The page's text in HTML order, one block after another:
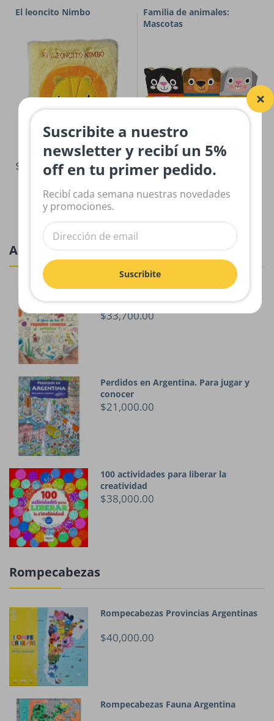
El leoncito Nimbo
$30,000.00
Familia de animales:
Mascotas
$28,000.00
Actividades
El libro de los pequeños grandes
artistas
$33,700.00
Perdidos en Argentina. Para jugar y
conocer
$21,000.00
100 actividades para liberar la
creatividad
$38,000.00
Rompecabezas
Rompecabezas Provincias Argentinas
$40,000.00
Rompecabezas Fauna Argentina
Suscribite a nuestro
newsletter y recibí un 5%
off en tu primer pedido.
Recibí cada semana nuestras novedades
y promociones.
Suscribite